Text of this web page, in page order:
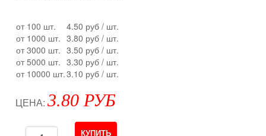
от 100 шт. 4.50 руб/ шт.
от 1000 шт. 3.80 руб/ шт.
от 3000 шт. 3.50 руб/ шт.
от 5000 шт. 3.30 руб/ шт.
от 10000 шт.3.10 руб/ шт.
ЦЕНА:3.80 РУБ